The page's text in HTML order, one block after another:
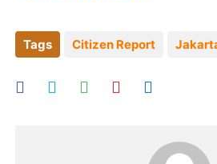
Tags Citizen Report